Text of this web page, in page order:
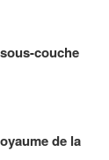
couche
de la